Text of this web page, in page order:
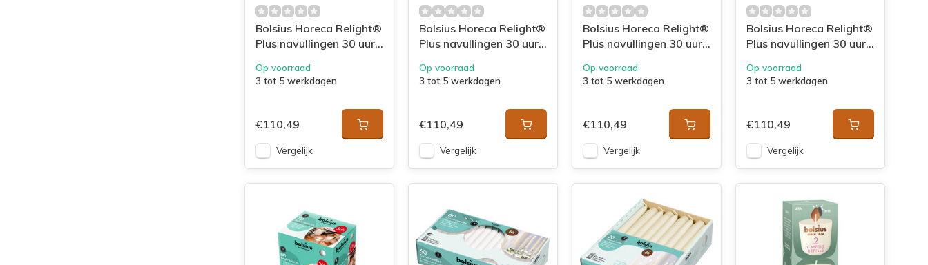
Bolsius Horeca Relight®
Plus navullingen 30 uur
Op voorraad
3 tot 5 werkdagen
€110,49
Vergelijk
Bolsius Horeca Relight®
Plus navullingen 30 uur
Op voorraad
3 tot 5 werkdagen
€110,49
Vergelijk
Bolsius Horeca Relight®
Plus navullingen 30 uur
Op voorraad
3 tot 5 werkdagen
€110,49
Vergelijk
Bolsius Horeca Relight®
Plus navullingen 30 uur
Op voorraad
3 tot 5 werkdagen
€110,49
Vergelijk